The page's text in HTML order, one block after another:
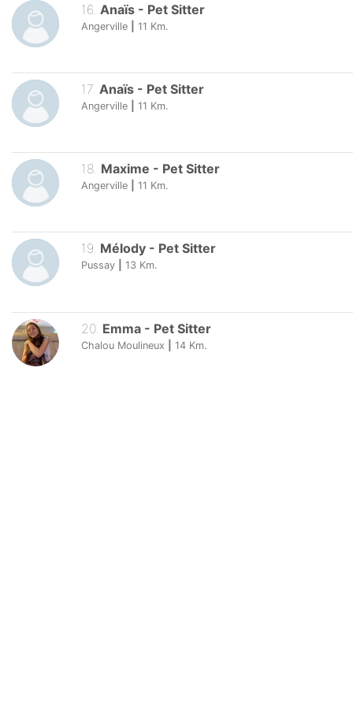
16 Anaïs - Pet Sitter
Angerville 11 Km.
17. Anaïs - Pet Sitter
Angerville 11 Km.
18. Maxime - Pet Sitter
Angerville 11 Km.
19. Mélody - Pet Sitter
Pussay 13 Km.
20. Emma - Pet Sitter
Chalou Moulineux 14 Km.